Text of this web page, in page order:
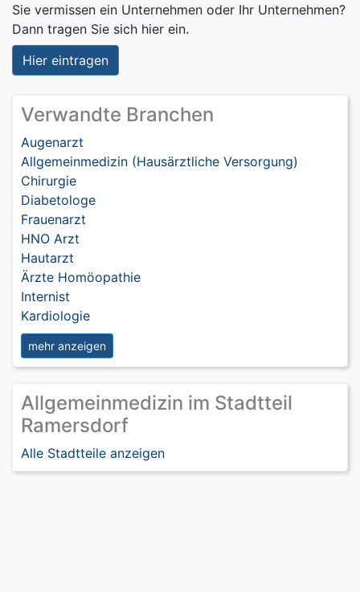
Sie vermissen ein Unternehmen oder Ihr Unternehmen?
Dann tragen Sie sich hier ein.
Hier eintragen
Verwandte Branchen
Augenarzt
Allgemeinmedizin (Hausärztliche Versorgung)
Chirurgie
Diabetologe
Frauenarzt
HNO Arzt
Hautarzt
Ärzte Homöopathie
Internist
Kardiologie
mehr anzeigen
Allgemeinmedizin im Stadtteil
Ramersdorf
Alle Stadtteile anzeigen